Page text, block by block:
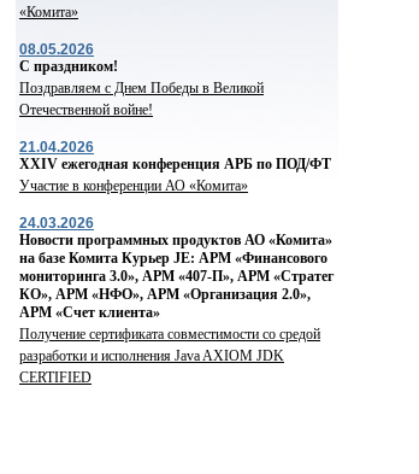
«Комита»
08.05.2026
С праздником!
Поздравляем с Днем Победы в Великой
Отечественной войне!
21.04.2026
ХХIV ежегодная конференция АРБ по ПОД/ФТ
Участие в конференции АО «Комита»
24.03.2026
Новости программных продуктов АО «Комита»
на базе Комита Курьер JE: АРМ «Финансового
мониторинга 3.0», АРМ «407-П», АРМ «Стратег
КО», АРМ «НФО», АРМ «Организация 2.0»,
АРМ «Счет клиента»
Получение сертификата совместимости со средой
разработки и исполнения Java AXIOM JDK
CERTIFIED